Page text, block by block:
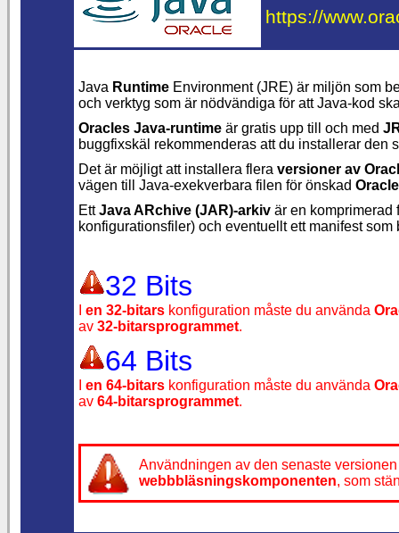
https://
Java Runtime Environment (JRE) är miljön som
och verktyg som är nödvändiga för att Java-kod
Oracles Java-runtime är gratis upp till och med
buggfixskäl rekommenderas att du installerar den
Det är möjligt att installera flera versioner av
vägen till Java-exekverbara filen för önskad
EttJava ARchive (JAR)-arkiv är en
konfigurationsfiler) och eventuellt ett manifest
32 Bits
en 32-bitars konfiguration måste du använda
av 32-bitarsprogrammet.
64 Bits
en 64-bitars konfiguration måste du använda
av 64-bitarsprogrammet.
Användningen av den senaste
webbbläsningskomponenten, som